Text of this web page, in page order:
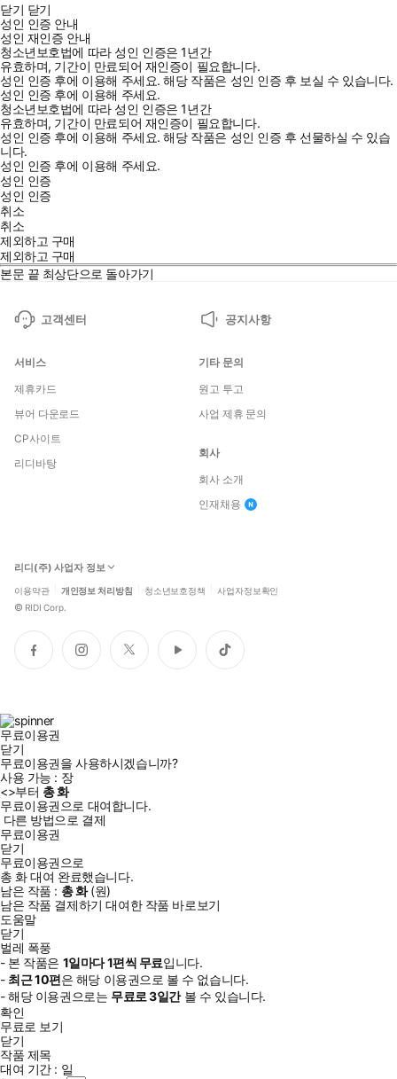
닫기 닫기
성인 인증 안내
성인 재인증 안내
청소년보호법에 따라 성인 인증은 1년간
유효하며, 기간이 만료되어 재인증이 필요합니다.
성인 인증 후에 이용해 주세요.해당 작품은 성인 인증 후 보실 수 있습니다.
성인 인증 후에 이용해 주세요.
청소년보호법에 따라 성인 인증은 1년간
유효하며, 기간이 만료되어 재인증이 필요합니다.
성인 인증 후에 이용해 주세요.해당 작품은 성인 인증 후 선물하실 수 있습
니다.
성인 인증 후에 이용해 주세요.
성인 인증
성인 인증
취소
취소
제외하고 구매
제외하고 구매
본문 끝 최상단으로 돌아가기
고객센터 공지사항
서비스
제휴카드
뷰어 다운로드
CP사이트
리디바탕
기타 문의
원고 투고
사업 제휴 문의
회사
회사 소개
인재채용
리디(주) 사업자 정보
이용약관 개인정보 처리방침 청소년보호정책 사업자정보확인
© RIDI Corp.
페
이
인
스
트
위
유
튜
틱
톡
무료이용권
닫기
무료이용권을 사용하시겠습니까?
사용 가능 : 장
<>부터 총화
무료이용권으로 대여합니다.
다른 방법으로 결제
무료이용권
닫기
무료이용권으로
총 화대여 완료했습니다.
남은 작품 : 총화(원)
남은 작품 결제하기 대여한 작품 바로보기
도움말
닫기
벌레 폭풍
- 본 작품은 1일마다1편씩 무료입니다.
- 최근10편은 해당 이용권으로 볼 수 없습니다.
- 해당 이용권으로는 무료로3일간볼 수 있습니다.
확인
무료로 보기
닫기
작품 제목
대여 기간 : 일